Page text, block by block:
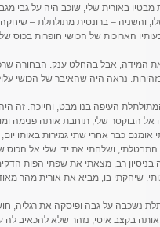
באורית שלי, שוכב היה על גבי
והשניה – ברונטית מתולתלת –
הארוכות של הכושי חופרות בכוס
את המידה, אבל בהחלט ענק. הבחורה
נראה היה שהאיבר של הכושי
העיפה בנו מבט, וחייכה. זה
אל הבוקסר שלי, תוחבת אותה פנימה
כבר אחרי שתי גמירות באותו יום,
ושלחתי את ידי שלי אל הכוס
רב, מצאתי את שפתי הפות
שיחקתי בו, מביא את אורית מהר
נשכבה על גבה ופיסקה את רגליה,
בקצב איטי, נזהר שלא להכאיב לה